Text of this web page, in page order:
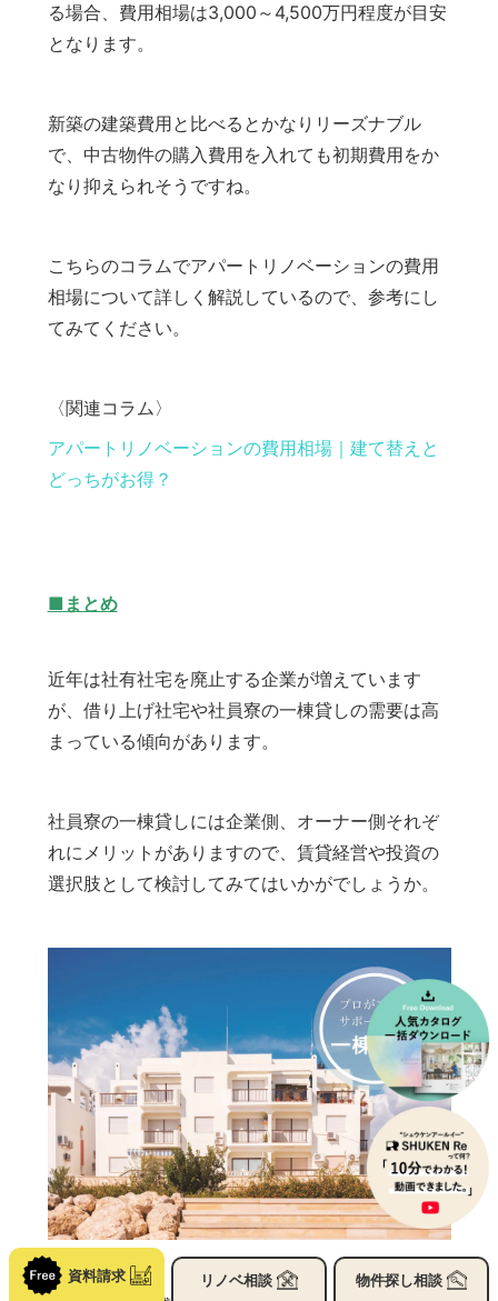
る場合、費用相場は3,000～4,500万円程度が目安
となります。
新築の建築費用と比べるとかなりリーズナブル
で、中古物件の購入費用を入れても初期費用をか
なり抑えられそうですね。
こちらのコラムでアパートリノベーションの費用
相場について詳しく解説しているので、参考にし
てみてください。
〈関連コラム〉
アパートリノベーションの費用相場｜建て替えと
どっちがお得？
■まとめ
近年は社有社宅を廃止する企業が増えています
が、借り上げ社宅や社員寮の一棟貸しの需要は高
まっている傾向があります。
社員寮の一棟貸しには企業側、オーナー側それぞ
れにメリットがありますので、賃貸経営や投資の
選択肢として検討してみてはいかがでしょうか。
資料請求 リノベ相談 物件探し相談